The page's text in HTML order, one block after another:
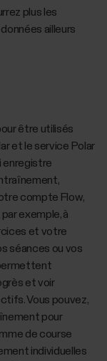
plus les
ailleurs
être utilisés
et le service Polar
enregistre
compte Flow,
exemple, à
et votre
séances ou vos
et voir
Vous pouvez,
pour
de course
individuelles